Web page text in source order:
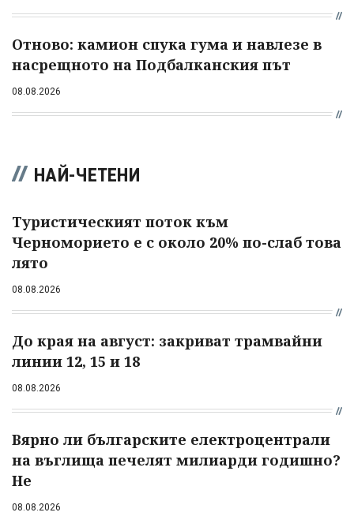
Отново: камион спука гума и навлезе в
насрещното на Подбалканския път
08.08.2026
НАЙ-ЧЕТЕНИ
Туристическият поток към
Черноморието е с около 20% по-слаб това
лято
08.08.2026
До края на август: закриват трамвайни
линии 12, 15 и 18
08.08.2026
Вярно ли българските електроцентрали
на въглища печелят милиарди годишно?
Не
08.08.2026